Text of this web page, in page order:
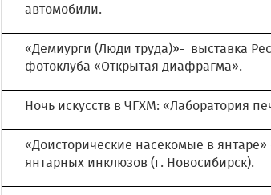
автомобили.
«Демиурги (Люди труда)»- выставка
фотоклуба «Открытая диафрагма».
Ночь искусств в ЧГХМ: «Лаборатория
«Доисторические насекомые в
янтарных инклюзов (г. Новосибирск).